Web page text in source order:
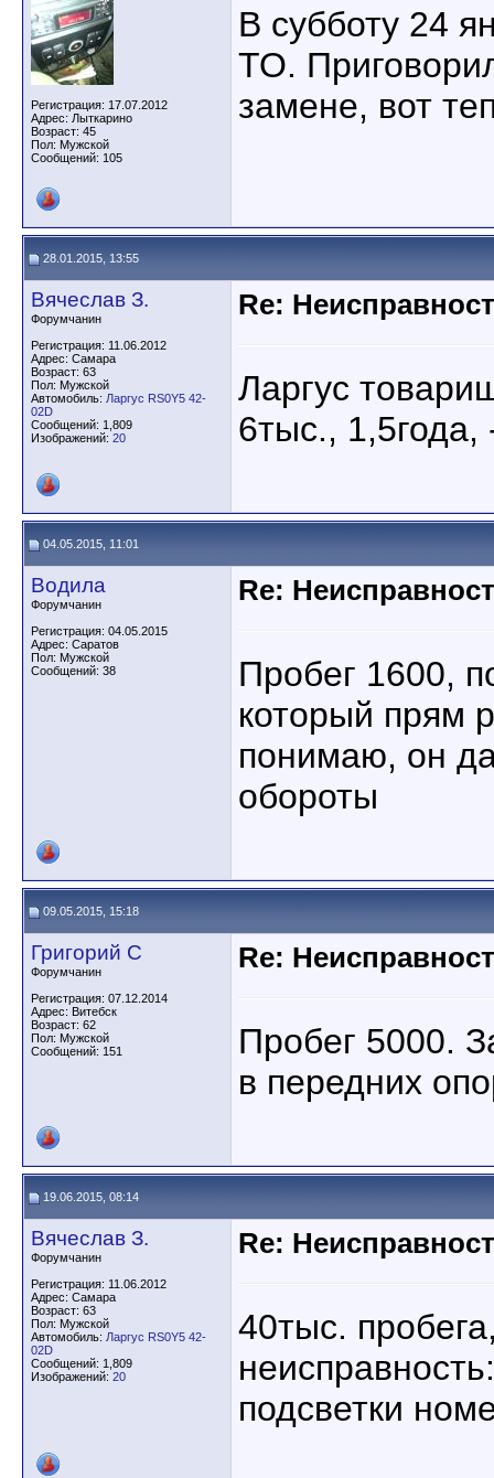
Регистрация: 17.07.2012
Адрес: Лыткарино
Возраст: 45
Пол: Мужской
Сообщений: 105
В субботу 24
ТО.
замене, вот
28.01.2015, 13:55
Вячеслав З.
Форумчанин
Регистрация: 11.06.2012
Адрес: Самара
Возраст: 63
Пол: Мужской
Автомобиль: Ларгус RS0Y5 42-
02D
Сообщений: 1,809
Изображений: 20
Re:
Ларгус
6тыс.,
04.05.2015, 11:01
Водила
Форумчанин
Регистрация: 04.05.2015
Адрес: Саратов
Пол: Мужской
Сообщений: 38
Re:
Пробег 1600,
который прям
понимаю, он
обороты
09.05.2015, 15:18
Григорий С
Форумчанин
Регистрация: 07.12.2014
Адрес: Витебск
Возраст: 62
Пол: Мужской
Сообщений: 151
Re:
Пробег 5000.
в передних
19.06.2015, 08:14
Вячеслав З.
Форумчанин
Регистрация: 11.06.2012
Адрес: Самара
Возраст: 63
Пол: Мужской
Автомобиль: Ларгус RS0Y5 42-
02D
Сообщений: 1,809
Изображений: 20
Re:
40тыс.
подсветки